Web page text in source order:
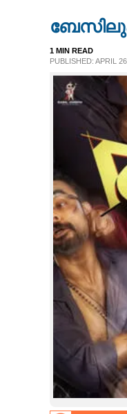
CASE DIARY
LIFESTYLE
ബേസിലും
1 MIN READ
PUBLISHED: APRIL